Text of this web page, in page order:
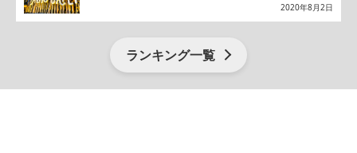
2020年8月2日
ランキング一覧